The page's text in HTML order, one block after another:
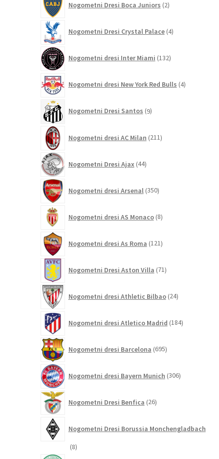
Nogometni Dresi Boca Juniors 2izdelka
Nogometni Dresi Crystal Palace 4izdelki
Nogometni dresi Inter Miami 132izdelkov
Nogometni dresi New York Red Bulls 4izdelki
Nogometni Dresi Santos 9izdelkov
Nogometni dresi AC Milan 211izdelkov
Nogometni Dresi Ajax 44izdelkov
Nogometni dresi Arsenal 350izdelkov
Nogometni dresi AS Monaco 8izdelkov
Nogometni dresi As Roma 121izdelkov
Nogometni Dresi Aston Villa 71izdelkov
Nogometni dresi Athletic Bilbao 24izdelkov
Nogometni dresi Atletico Madrid 184izdelkov
Nogometni dresi Barcelona 695izdelkov
Nogometni dresi Bayern Munich 306izdelkov
Nogometni Dresi Benfica 26izdelkov
Nogometni Dresi Borussia Monchengladbach
88